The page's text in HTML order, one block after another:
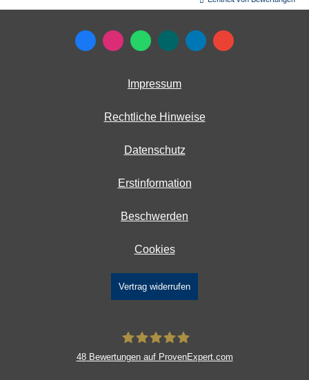
Impressum
Rechtliche Hinweise
Datenschutz
Erstinformation
Beschwerden
Cookies
Vertrag widerrufen
48Bewertungen auf ProvenExpert.com